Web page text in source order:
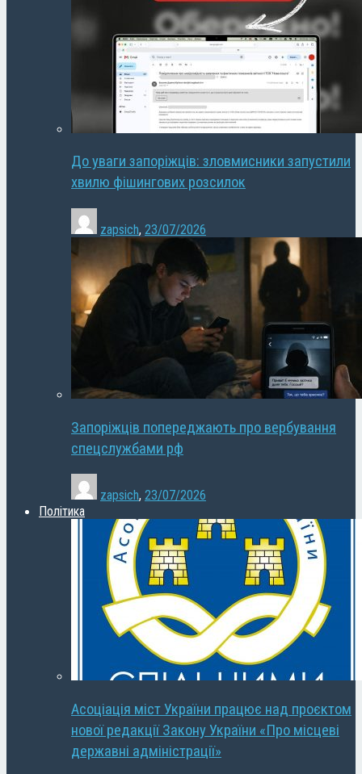
До уваги запоріжців: зловмисники запустили
хвилю фішингових розсилок
zapsich, 23/07/2026
Запоріжців попереджають про вербування
спецслужбами рф
zapsich, 23/07/2026
Політика
Асоціація міст України працює над проєктом
нової редакції Закону України «Про місцеві
державні адміністрації»